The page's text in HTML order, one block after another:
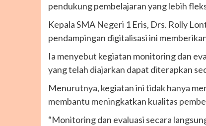
pendukung pembelajaran yang lebih
Kepala SMA Negeri 1 Eris, Drs. Rolly
pendampingan digitalisasi ini
Ia menyebut kegiatan monitoring dan
yang telah diajarkan dapat diterapkan
Menurutnya, kegiatan ini tidak hanya
membantu meningkatkan kualitas
“Monitoring dan evaluasi secara